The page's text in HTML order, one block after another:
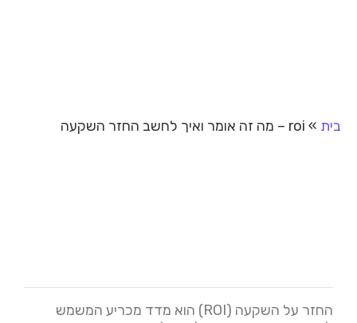
בית » roi – מה זה אומר ואיך לחשב החזר השקעה
החזר על השקעה (ROI) הוא מדד מכריע המשמש